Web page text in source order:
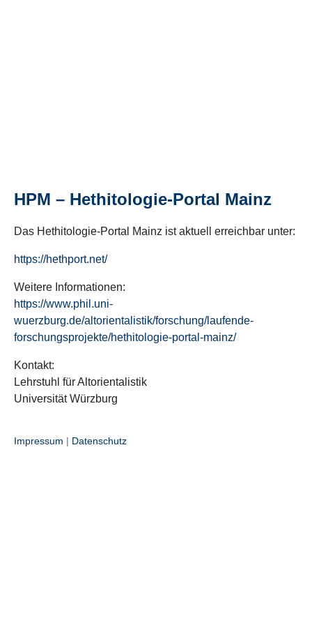
HPM – Hethitologie-Portal Mainz
Das Hethitologie-Portal Mainz ist aktuell erreichbar unter:
https://hethport.net/
Weitere Informationen:
https://www.phil.uni-
wuerzburg.de/altorientalistik/forschung/laufende-
forschungsprojekte/hethitologie-portal-mainz/
Kontakt:
Lehrstuhl für Altorientalistik
Universität Würzburg
Impressum | Datenschutz